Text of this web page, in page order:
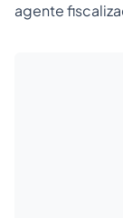
agente